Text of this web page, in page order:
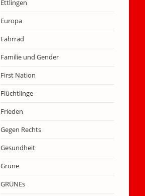
Ettlingen
Europa
Fahrrad
Familie und Gender
First Nation
Flüchtlinge
Frieden
Gegen Rechts
Gesundheit
Grüne
GRÜNEs